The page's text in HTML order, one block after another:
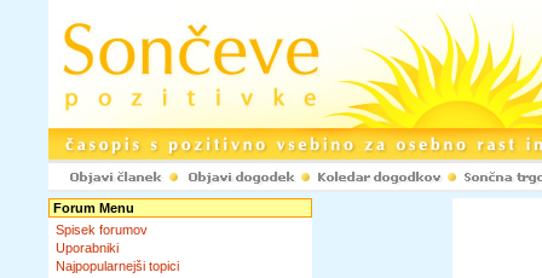
Forum Menu
Spisek forumov
Uporabniki
Najpopularnejši topici